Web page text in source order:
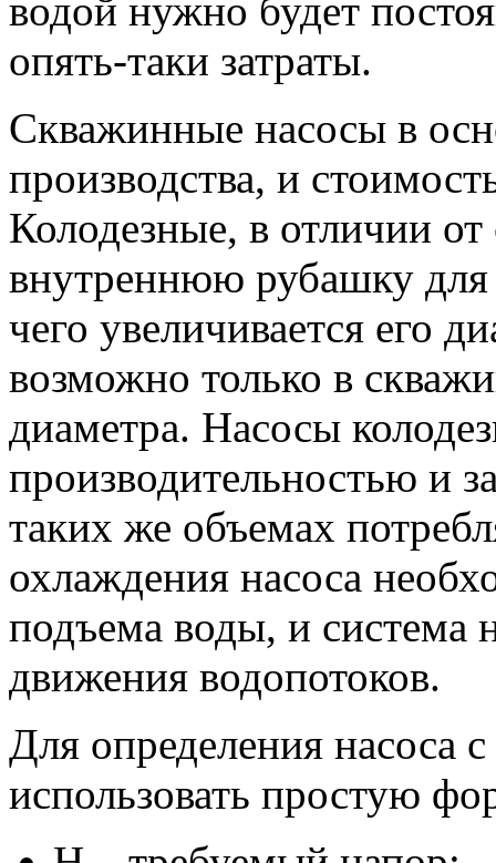
водой нужно будет
опять-таки затраты.
Скважинные насосы в
производства, и
Колодезные, в отличии
внутреннюю рубашку для
чего увеличивается его
возможно только в
диаметра. Насосы
производительностью и
таких же объемах
охлаждения насоса
подъема воды, и система
движения водопотоков.
Для определения
использовать простую